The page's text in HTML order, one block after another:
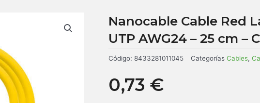
Nanocable Cable Red
UTP AWG24 – 25 cm –
Código: 8433281011045 Categorías Cables,
0,73 €